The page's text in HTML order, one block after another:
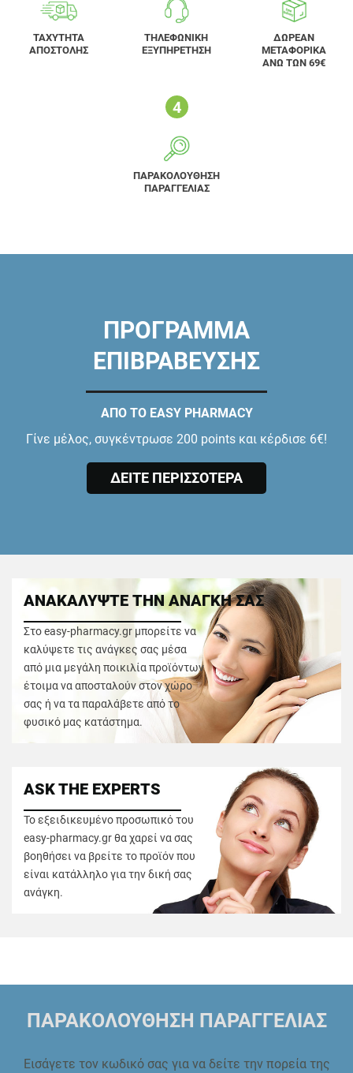
ΤΑΧΥΤΗΤΑ
ΑΠΟΣΤΟΛΗΣ
ΤΗΛΕΦΩΝΙΚΗ
ΕΞΥΠΗΡΕΤΗΣΗ
ΔΩΡΕΑΝ
ΜΕΤΑΦΟΡΙΚΑ
ΑΝΩ ΤΩΝ 69€
ΠΑΡΑΚΟΛΟΥΘΗΣΗ
ΠΑΡΑΓΓΕΛΙΑΣ
ΠΡΟΓΡΑΜΜΑ
ΕΠΙΒΡΑΒΕΥΣΗΣ
ΑΠΟ ΤΟ EASY PHARMACY
Γίνε μέλος, συγκέντρωσε 200 points και κέρδισε 6€!
ΔΕΙΤΕ ΠΕΡΙΣΣΟΤΕΡΑ
ΑΝΑΚΑΛΥΨΤΕ ΤΗΝ ΑΝΑΓΚΗ ΣΑΣ
Στο easy-pharmacy.gr μπορείτε να
καλύψετε τις ανάγκες σας μέσα
από μια μεγάλη ποικιλία προϊόντων
έτοιμα να αποσταλούν στον χώρο
σας ή να τα παραλάβετε από το
φυσικό μας κατάστημα.
ASK THE EXPERTS
Το εξειδικευμένο προσωπικό του
easy-pharmacy.gr θα χαρεί να σας
βοηθήσει να βρείτε το προϊόν που
είναι κατάλληλο για την δική σας
ανάγκη.
ΠΑΡΑΚΟΛΟΥΘΗΣΗ ΠΑΡΑΓΓΕΛΙΑΣ
Εισάγετε τον κωδικό σας για να δείτε την πορεία της